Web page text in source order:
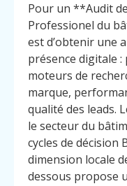
Pour un **Audit
Professionel du
est d’obtenir une
présence digitale
moteurs de
marque,
qualité des leads.
le secteur du
cycles de décision
dimension locale
dessous propose